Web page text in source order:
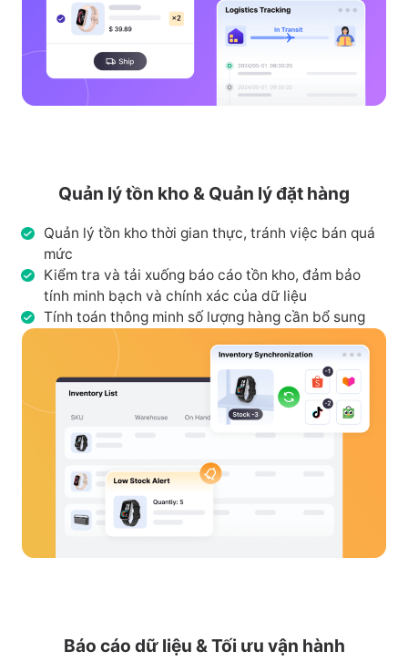
Quản lý tồn kho & Quản lý đặt hàng
Quản lý tồn kho thời gian thực, tránh việc bán quá
mức
Kiểm tra và tải xuống báo cáo tồn kho, đảm bảo
tính minh bạch và chính xác của dữ liệu
Tính toán thông minh số lượng hàng cần bổ sung
Báo cáo dữ liệu & Tối ưu vận hành